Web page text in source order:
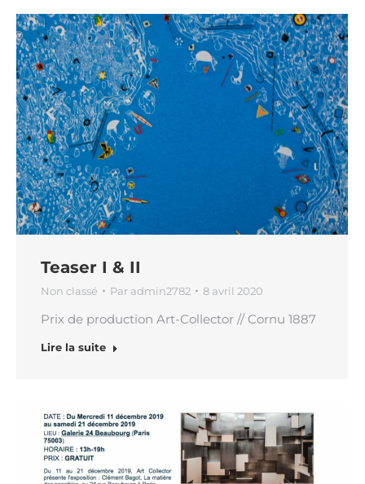
Teaser I & II
Non classé Par admin2782 8 avril 2020
Prix de production Art-Collector // Cornu 1887
Lire la suite